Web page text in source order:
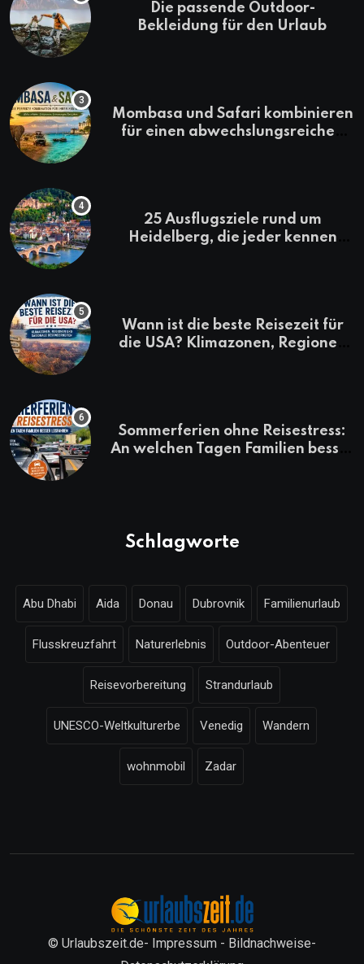
Die passende Outdoor-
Bekleidung für den Urlaub
Mombasa und Safari kombinieren
für einen abwechslungsreichen
25 Ausflugsziele rund um
Heidelberg, die jeder kennen
Wann ist die beste Reisezeit für
die USA? Klimazonen, Regionen
Sommerferien ohne Reisestress:
An welchen Tagen Familien besser
Schlagworte
Abu Dhabi Aida Donau Dubrovnik Familienurlaub
Flusskreuzfahrt Naturerlebnis Outdoor-Abenteuer
Reisevorbereitung Strandurlaub
UNESCO-Weltkulturerbe Venedig Wandern
wohnmobil Zadar
© Urlaubszeit.de- Impressum - Bildnachweise-